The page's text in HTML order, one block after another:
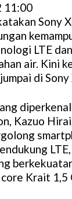
11:00
Sony
LTE
air. Kini
di Sony
Kazuo
Krait 1,5